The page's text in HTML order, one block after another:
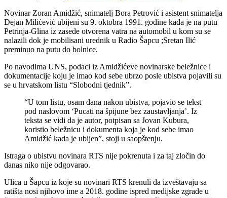
Novinar Zoran Amidžić, snimatelj Bora Petrović i asistent snimatelja
Dejan Milićević ubijeni su 9. oktobra 1991. godine kada je na putu
Petrinja-Glina iz zasede otvorena vatra na automobil u kom su se
nalazili dok je mobilisani urednik u Radio Šapcu ;Sretan Ilić
preminuo na putu do bolnice.
Po navodima UNS, podaci iz Amidžićeve novinarske beležnice i
dokumentacije koju je imao kod sebe ubrzo posle ubistva pojavili su
se u hrvatskom listu “Slobodni tjednik”.
“U tom listu, osam dana nakon ubistva, pojavio se tekst
pod naslovom ‘Pucati na špijune bez zaustavljanja’. Iz
teksta se vidi da je autor, potpisan sa Jovan Kubura,
koristio beležnicu i dokumenta koja je kod sebe imao
Amidžić kada je ubijen”, stoji u saopštenju.
Istraga o ubistvu novinara RTS nije pokrenuta i za taj zločin do
danas niko nije odgovarao.
Ulica u Šapcu iz koje su novinari RTS krenuli da izveštavaju sa
ratišta nosi njihovo ime a 2018. godine ispred medijske zgrade u